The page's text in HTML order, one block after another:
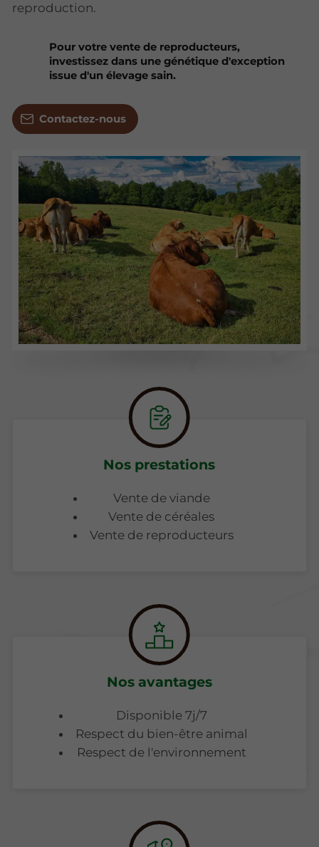
reproduction.
Pour votre vente de reproducteurs,
investissez dans une génétique d'exception
issue d'un élevage sain.
Contactez-nous
Nos prestations
Vente de viande
Vente de céréales
Vente de reproducteurs
Nos avantages
Disponible 7j/7
Respect du bien-être animal
Respect de l'environnement